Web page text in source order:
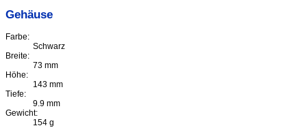
Gehäuse
Farbe:
Schwarz
Breite:
73 mm
Höhe:
143 mm
Tiefe:
9.9 mm
Gewicht:
154 g